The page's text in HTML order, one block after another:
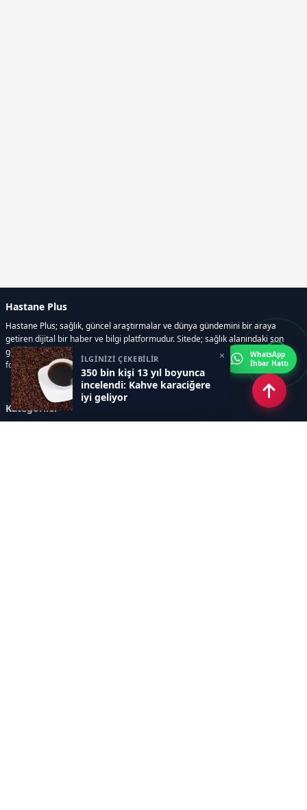
İLGİNİZİ ÇEKEBİLİR
350 bin kişi 13 yıl boyunca
incelendi: Kahve karaciğere
iyi geliyor
×
Hastane Plus
Hastane Plus; sağlık, güncel araştırmalar ve dünya gündemini bir araya
getiren dijital bir haber ve bilgi platformudur. Sitede; sağlık alanındaki son
gelişmeler, bilimsel araştırmalar, yaşam rehberleri, resmi ilanlar, video ve
fotoğraf galerileri ve e-gazete içerikleri yer almaktadır.
Kategoriler
WhatsApp
İhbar Hattı